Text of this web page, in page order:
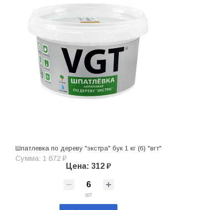
Шпатлевка по дереву "экстра" бук 1 кг (6) "вгт"
Сумма: 1 872 ₽
Цена: 312 ₽
шт